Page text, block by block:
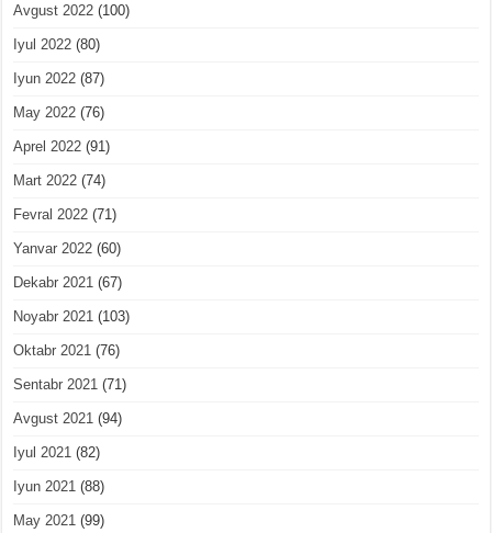
Avgust 2022 (100)
Iyul 2022 (80)
Iyun 2022 (87)
May 2022 (76)
Aprel 2022 (91)
Mart 2022 (74)
Fevral 2022 (71)
Yanvar 2022 (60)
Dekabr 2021 (67)
Noyabr 2021 (103)
Oktabr 2021 (76)
Sentabr 2021 (71)
Avgust 2021 (94)
Iyul 2021 (82)
Iyun 2021 (88)
May 2021 (99)